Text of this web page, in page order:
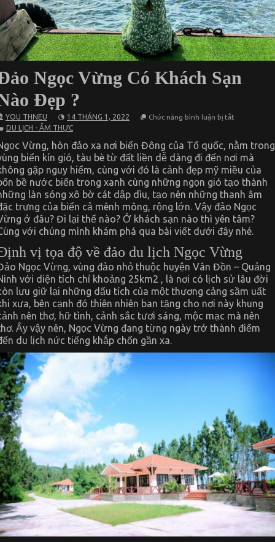
Ngọc Vừng Có Khách Sạn
Đẹp ?
YOU THNEU 14 THÁNG 1, 2022 Chức năng bình luận bị tắt
Vừng
Có
Khách
Sạn
Nào
Đẹp
?
DU LỊCH - ẨM THỰC
Vừng, hòn đảo xa nơi biển Đông của Tổ quốc, nằm trong
biển kín gió, tàu bè từ đất liền dễ dàng đi đến nơi mà
gặp nguy hiểm, cùng với đó là cảnh đẹp mỹ miều của
bề nước biển trong xanh cùng những ngọn gió tạo thành
làn sóng xô bờ cát dập dìu, tạo nên những thanh âm
trưng của biển cả mênh mông, rộng lớn. Vậy đảo Ngọc
ở đâu? Đi lại thế nào? Ở khách sạn nào thì yên tâm?
với chúng mình khám phá qua bài viết dưới đây nhé.
vị tọa độ về đảo du lịch Ngọc Vừng
Ngọc Vừng, vùng đảo nhỏ thuộc huyện Vân Đồn – Quảng
với diện tích chỉ khoảng 25km2 , là nơi có lịch sử lâu đời
lưu giữ lại những dấu tích của một thương cảng sầm uất
xưa, bên cạnh đó thiên nhiên ban tặng cho nơi này khung
nên thơ, hữ tình, cảnh sắc tươi sáng, mộc mạc mà nên
Ấy vậy nên, Ngọc Vừng đang từng ngày trở thành điểm
du lịch nức tiếng khắp chốn gần xa.